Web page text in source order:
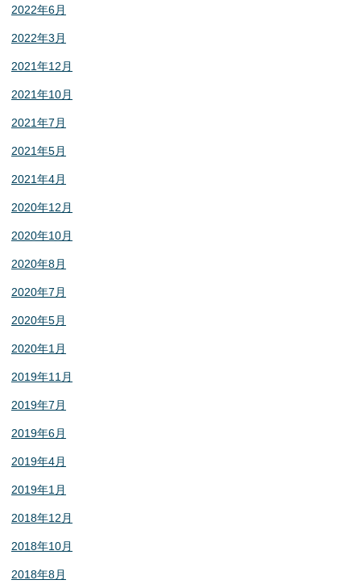
2022年6月
2022年3月
2021年12月
2021年10月
2021年7月
2021年5月
2021年4月
2020年12月
2020年10月
2020年8月
2020年7月
2020年5月
2020年1月
2019年11月
2019年7月
2019年6月
2019年4月
2019年1月
2018年12月
2018年10月
2018年8月